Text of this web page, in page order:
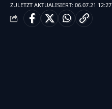
ZULETZT AKTUALISIERT: 06.07.21 12:27